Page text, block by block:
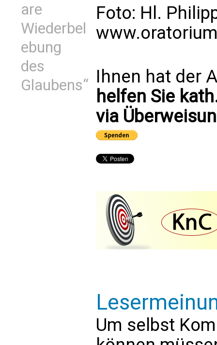
are
Wiederbel
ebung
des
Glaubens“
Foto: Hl.
Ihnen hat der
helfen Sie
via
Um selbst